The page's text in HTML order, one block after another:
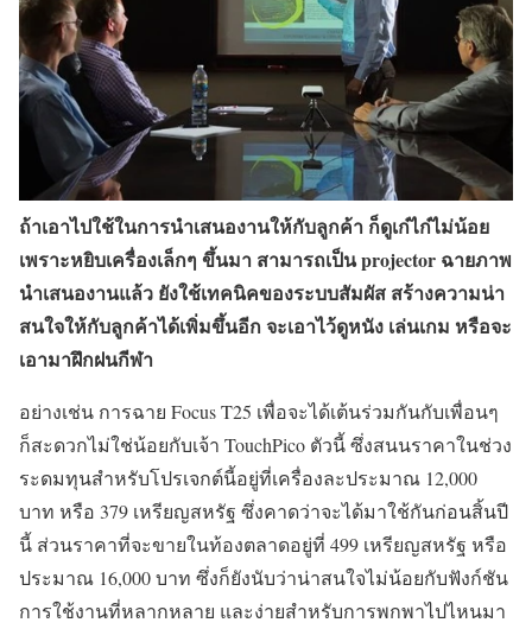
ถ้าเอาไปใช้ในการนำเสนองานให้กับลูกค้า ก็ดูเก๋ไก๋ไม่น้อย
เพราะหยิบเครื่องเล็กๆ ขึ้นมา สามารถเป็น projector ฉายภาพ
นำเสนองานแล้ว ยังใช้เทคนิคของระบบสัมผัส สร้างความน่า
สนใจให้กับลูกค้าได้เพิ่มขึ้นอีก จะเอาไว้ดูหนัง เล่นเกม หรือจะ
เอามาฝึกฝนกีฬา
อย่างเช่น การฉาย Focus T25 เพื่อจะได้เต้นร่วมกันกับเพื่อนๆ
ก็สะดวกไม่ใช่น้อยกับเจ้า TouchPico ตัวนี้ ซึ่งสนนราคาในช่วง
ระดมทุนสำหรับโปรเจกต์นี้อยู่ที่เครื่องละประมาณ 12,000
บาท หรือ 379 เหรียญสหรัฐ ซึ่งคาดว่าจะได้มาใช้กันก่อนสิ้นปี
นี้ ส่วนราคาที่จะขายในท้องตลาดอยู่ที่ 499 เหรียญสหรัฐ หรือ
ประมาณ 16,000 บาท ซึ่งก็ยังนับว่าน่าสนใจไม่น้อยกับฟังก์ชัน
การใช้งานที่หลากหลาย และง่ายสำหรับการพกพาไปไหนมา